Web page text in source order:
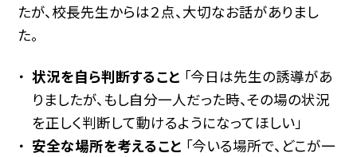
たが、校長先生からは２点、大切なお話がありまし
た。
状況を自ら判断すること 「今日は先生の誘導があ
りましたが、もし自分一人だった時、その場の状況
を正しく判断して動けるようになってほしい」
安全な場所を考えること 「今いる場所で、どこが一